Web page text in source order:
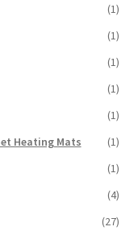
(1)
(1)
(1)
(1)
(1)
Heating Mats
(1)
(1)
(4)
(27)